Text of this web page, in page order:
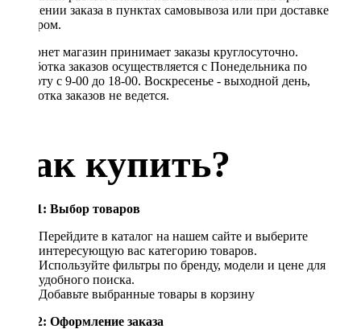
получении заказа в пунктах самовывоза или при доставке
курьером.
Интернет магазин принимает заказы круглосуточно.
Обработка заказов осуществляется с Понедельника по
Субботу с 9-00 до 18-00. Воскресенье - выходной день,
обработка заказов не ведется.
Как купить?
Шаг 1: Выбор товаров
Перейдите в каталог на нашем сайте и выберите
интересующую вас категорию товаров.
Используйте фильтры по бренду, модели и цене для
удобного поиска.
Добавьте выбранные товары в корзину
Шаг 2: Оформление заказа